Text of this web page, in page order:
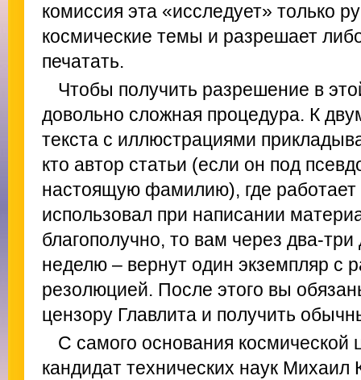
комиссия эта «исследует» только
космические темы и разрешает
печатать.
Чтобы получить разрешение в
довольно сложная процедура. К
текста с иллюстрациями
кто автор статьи (если он под
настоящую фамилию), где работает
использовал при написании
благополучно, то вам через два-три
неделю – вернут один экземпляр с
резолюцией. После этого вы
цензору Главлита и получить
С самого основания космической
кандидат технических наук